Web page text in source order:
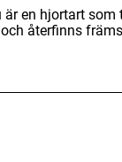
är en hjortart
återfinns